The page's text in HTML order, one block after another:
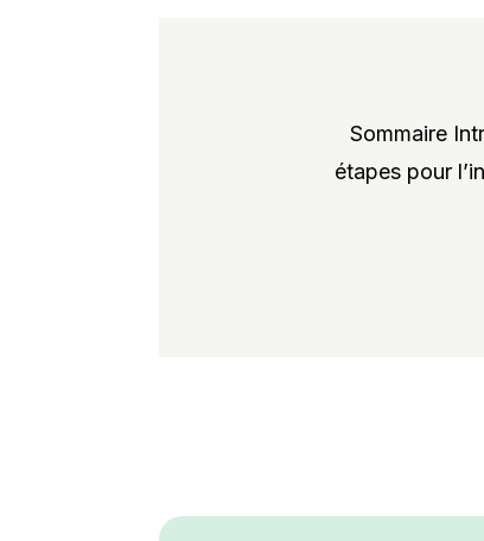
Sommaire
étapes pour